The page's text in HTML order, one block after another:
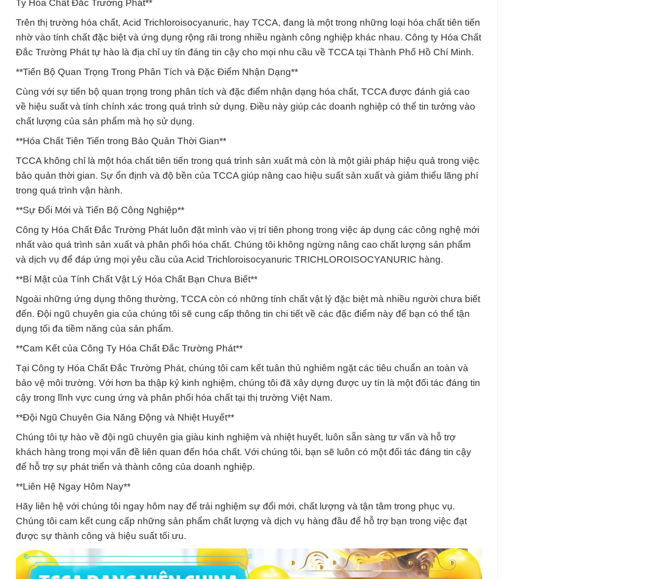
Ty Hóa Chất Đắc Trường Phát**
Trên thị trường hóa chất, Acid Trichloroisocyanuric, hay TCCA, đang là một trong những loại hóa chất tiên tiến
nhờ vào tính chất đặc biệt và ứng dụng rộng rãi trong nhiều ngành công nghiệp khác nhau. Công ty Hóa Chất
Đắc Trường Phát tự hào là địa chỉ uy tín đáng tin cậy cho mọi nhu cầu về TCCA tại Thành Phố Hồ Chí Minh.
**Tiến Bộ Quan Trọng Trong Phân Tích và Đặc Điểm Nhận Dạng**
Cùng với sự tiến bộ quan trọng trong phân tích và đặc điểm nhận dạng hóa chất, TCCA được đánh giá cao
về hiệu suất và tính chính xác trong quá trình sử dụng. Điều này giúp các doanh nghiệp có thể tin tưởng vào
chất lượng của sản phẩm mà họ sử dụng.
**Hóa Chất Tiên Tiến trong Bảo Quản Thời Gian**
TCCA không chỉ là một hóa chất tiên tiến trong quá trình sản xuất mà còn là một giải pháp hiệu quả trong việc
bảo quản thời gian. Sự ổn định và độ bền của TCCA giúp nâng cao hiệu suất sản xuất và giảm thiểu lãng phí
trong quá trình vận hành.
**Sự Đổi Mới và Tiến Bộ Công Nghiệp**
Công ty Hóa Chất Đắc Trường Phát luôn đặt mình vào vị trí tiên phong trong việc áp dụng các công nghệ mới
nhất vào quá trình sản xuất và phân phối hóa chất. Chúng tôi không ngừng nâng cao chất lượng sản phẩm
và dịch vụ để đáp ứng mọi yêu cầu của Acid Trichloroisocyanuric TRICHLOROISOCYANURIC hàng.
**Bí Mật của Tính Chất Vật Lý Hóa Chất Bạn Chưa Biết**
Ngoài những ứng dụng thông thường, TCCA còn có những tính chất vật lý đặc biệt mà nhiều người chưa biết
đến. Đội ngũ chuyên gia của chúng tôi sẽ cung cấp thông tin chi tiết về các đặc điểm này để bạn có thể tận
dụng tối đa tiềm năng của sản phẩm.
**Cam Kết của Công Ty Hóa Chất Đắc Trường Phát**
Tại Công ty Hóa Chất Đắc Trường Phát, chúng tôi cam kết tuân thủ nghiêm ngặt các tiêu chuẩn an toàn và
bảo vệ môi trường. Với hơn ba thập kỷ kinh nghiệm, chúng tôi đã xây dựng được uy tín là một đối tác đáng tin
cậy trong lĩnh vực cung ứng và phân phối hóa chất tại thị trường Việt Nam.
**Đội Ngũ Chuyên Gia Năng Động và Nhiệt Huyết**
Chúng tôi tự hào về đội ngũ chuyên gia giàu kinh nghiệm và nhiệt huyết, luôn sẵn sàng tư vấn và hỗ trợ
khách hàng trong mọi vấn đề liên quan đến hóa chất. Với chúng tôi, bạn sẽ luôn có một đối tác đáng tin cậy
để hỗ trợ sự phát triển và thành công của doanh nghiệp.
**Liên Hệ Ngay Hôm Nay**
Hãy liên hệ với chúng tôi ngay hôm nay để trải nghiệm sự đổi mới, chất lượng và tận tâm trong phục vụ.
Chúng tôi cam kết cung cấp những sản phẩm chất lượng và dịch vụ hàng đầu để hỗ trợ bạn trong việc đạt
được sự thành công và hiệu suất tối ưu.